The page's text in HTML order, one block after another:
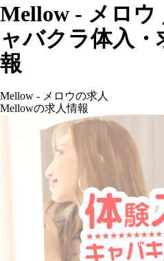
Mellow - メロウ
ャバクラ体入
報
Mellow - メロウの求人
Mellowの求人情報